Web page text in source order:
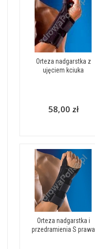
Orteza nadgarstka z
ujęciem kciuka
58,00 zł
Orteza nadgarstka i
przedramienia S prawa